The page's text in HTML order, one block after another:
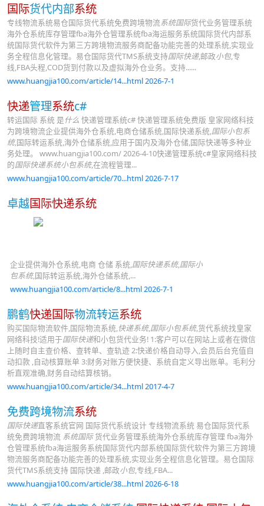
国际货代内部系统
专线物流系统易仓国际货代系统免费跨境物流系统国际货代业务管理系统
海外仓系统库存管理fba海外仓管理系统fba海运服务系统国际货代内部系
统国际货代软件为第三方跨境物流服务商配备功能完善的处理系统,实现业
务全程信息化管理。易仓国际货代TMS系统支持国际快递,邮政小包,专
线,FBA头程,COD货到付款以及虚拟海外仓业务。支持......
www.huangjia100.com/article/14...html 2026-7-1
快递管理系统c#
转运国际 系统 是什么 快递管理系统c# 快递管理系统免费版 皇家网络科技
为跨境物流企业提供海外仓系统,电商仓储系统,国际快递系统,国际小包系
统,国际转运系统,海外仓储系统,应用于国内及海外仓储,国际快递等多种业
务处理。 www.huangjia100.com/ 2026-4-10快递管理系统c#皇家网络科技
的国际快递系统小包系统,在流程管理...
www.huangjia100.com/article/70...html 2026-7-17
卓越国际快递系统
企业提供海外仓系统,电商 仓储 系统,国际快递系统,国际小
包系统,国际转运系统,海外仓储系统,...
www.huangjia100.com/article/8...html 2026-7-1
鹏鹤快递国际物流转运系统
购买国际物流软件,国际物流系统,快递系统,国际小包系统,货代系统找皇家
网络科技!适用于国际快递和小包货代业务! 1:客户可以在网站上或者在微信
上随时自主查价格、查转单、查轨迹 2:快递价格自动导入,会员后台充值自
动扣款 ,自动核算账单 3:财务对账方便快捷、系统自定义导出账单。毛利分
析直观准确,财务自动结算核销。
www.huangjia100.com/article/34...html 2017-4-7
免费跨境物流系统
国际快递直客系统官网 国际货代系统设计 专线物流系统 易仓国际货代系
统免费跨境物流 系统国际货代业务管理系统海外仓系统库存管理 fba海外
仓管理系统fba海运服务系统国际货代内部系统国际货代软件为第三方跨境
物流服务商配备功能完善的处理系统,实现业务全程信息化管理。易仓国际
货代TMS系统支持 国际快递 ,邮政小包,专线,FBA...
www.huangjia100.com/article/38...html 2026-6-18